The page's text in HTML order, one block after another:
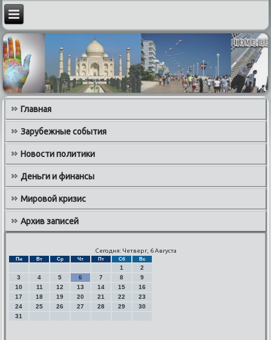
Главная
Зарубежные события
Новости политики
Деньги и финансы
Мировой кризис
Архив записей
Сегодня: Четверг, 6 Августа
Пн Вт Ср Чт Пт Сб Вс
1
2
3
4 5 6 7 8
9
10
11 12 13 14 15
16
17
18 19 20 21 22
23
24
25 26 27 28 29
30
31